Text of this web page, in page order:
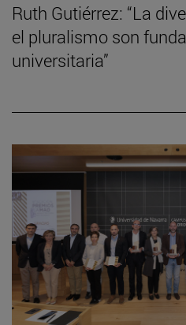
Ruth Gutiérrez: “La
el pluralismo son
universitaria”